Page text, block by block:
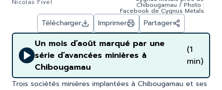
Nicolas Fivel
Chibougamau / Photo :
Facebook de Cygnus Metals
Télécharger Imprimer Partager
Un mois d’août marqué par une
série d’avancées minières à
Chibougamau
(1
min)
Trois sociétés minières implantées à Chibougamau et ses